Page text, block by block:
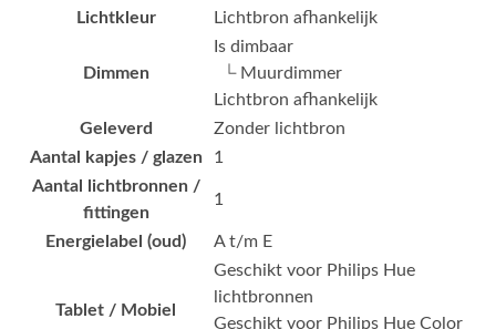
Lichtkleur
Lichtbron afhankelijk
Dimmen
Is dimbaar
└ Muurdimmer
Lichtbron afhankelijk
Geleverd
Zonder lichtbron
Aantal kapjes / glazen
1
Aantal lichtbronnen /
fittingen
1
Energielabel (oud) A t/m E
Tablet / Mobiel
Geschikt voor Philips Hue
lichtbronnen
Geschikt voor Philips Hue Color